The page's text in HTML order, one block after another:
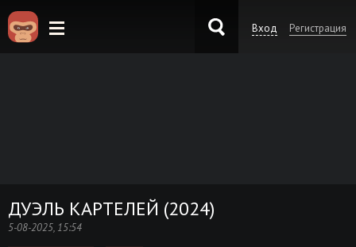
Вход Регистрация
ДУЭЛЬ КАРТЕЛЕЙ (2024)
5-08-2025, 15:54